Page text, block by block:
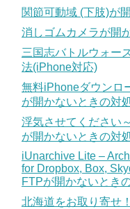
関節可動域 (下肢)が
消しゴムカメラが開
三国志バトルウォー
法(iPhone対応)
無料iPhoneダウンロ
が開かないときの対
浮気させてください
が開かないときの対
iUnarchive Lite –
for Dropbox, Box,
FTPが開かないとき
北海道をお取り寄せ